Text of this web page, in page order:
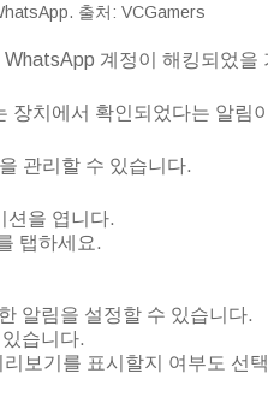
출처: VCGamers
계정이 해킹되었을
장치에서 확인되었다는 알림
관리할 수 있습니다.
션을 엽니다.
탭하세요.
알림을 설정할 수 있습니다.
습니다.
보기를 표시할지 여부도 선